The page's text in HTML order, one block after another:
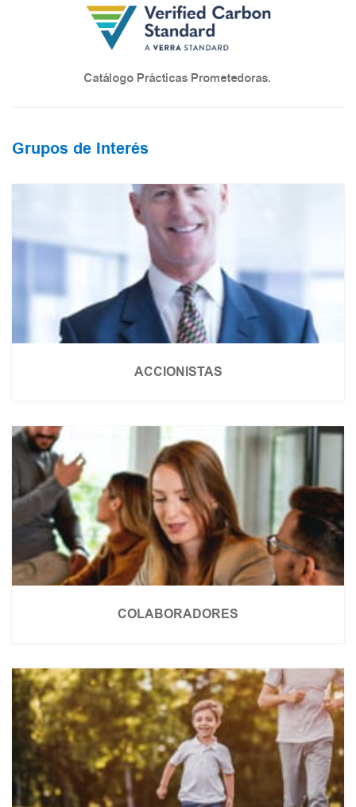
Catálogo Prácticas Prometedoras.
Grupos de Interés
ACCIONISTAS
COLABORADORES